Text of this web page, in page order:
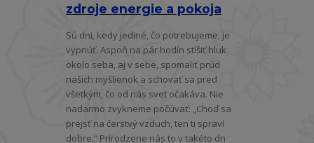
zdroje energie a pokoja
Sú dni, kedy jediné, čo potrebujeme, je
vypnúť. Aspoň na pár hodín stíšiť hluk
okolo seba, aj v sebe, spomaliť prúd
našich myšlienok a schovať sa pred
všetkým, čo od nás svet očakáva. Nie
nadarmo zvykneme počúvať: „Choď sa
prejsť na čerstvý vzduch, ten ti spraví
dobre.“ Prirodzene nás to v takéto dn